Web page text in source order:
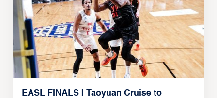
EASL FINALS | Taoyuan Cruise to